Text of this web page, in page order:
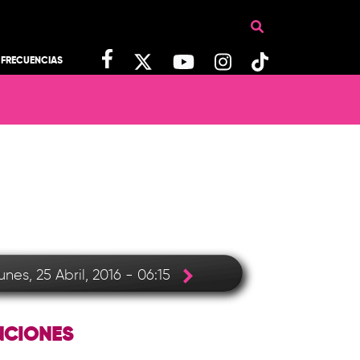
FRECUENCIAS
25 Abril, 2016 - 06:15